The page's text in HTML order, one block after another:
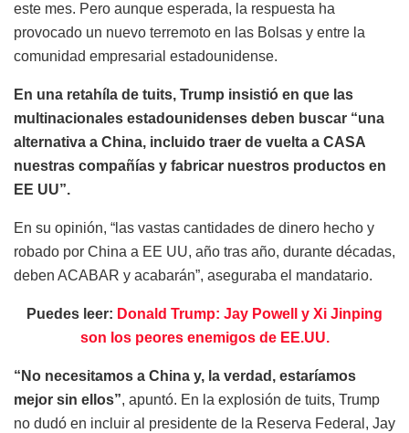
este mes. Pero aunque esperada, la respuesta ha
provocado un nuevo terremoto en las Bolsas y entre la
comunidad empresarial estadounidense.
En una retahíla de tuits, Trump insistió en que las
multinacionales estadounidenses deben buscar “una
alternativa a China, incluido traer de vuelta a CASA
nuestras compañías y fabricar nuestros productos en
EE UU”.
En su opinión, “las vastas cantidades de dinero hecho y
robado por China a EE UU, año tras año, durante décadas,
deben ACABAR y acabarán”, aseguraba el mandatario.
Puedes leer: Donald Trump: Jay Powell y Xi Jinping
son los peores enemigos de EE.UU.
“No necesitamos a China y, la verdad, estaríamos
mejor sin ellos”, apuntó. En la explosión de tuits, Trump
no dudó en incluir al presidente de la Reserva Federal, Jay